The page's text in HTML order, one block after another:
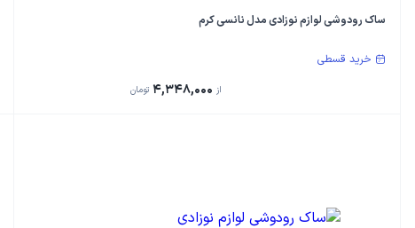
ساک رودوشی لوازم نوزادی مدل نانسی کرم
خرید قسطی
از 4,348,000 تومان